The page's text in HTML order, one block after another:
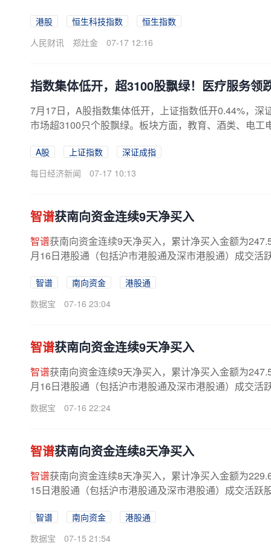
港股 恒生科技指数
恒生指数
人民财讯
郑灶金 07-17 12:16
指数集体低开，超3100股飘绿！医疗服务领
7月17日，A股指数集体低开，上证指数低开0.44%，
市场超3100只个股飘绿。板块方面，教育、酒类、电工
A股 上证指数
深证成指
每日经济新闻
07-17 10:13
智谱获南向资金连续9天净买入
智谱获南向资金连续9天净买入，累计净买入金额为
月16日港股通（包括沪市港股通及深市港股通）成交
智谱 南向资金
港股通
数据宝
07-16 23:04
智谱获南向资金连续9天净买入
智谱获南向资金连续9天净买入，累计净买入金额为
月16日港股通（包括沪市港股通及深市港股通）成交
数据宝 07-16 22:24
智谱获南向资金连续8天净买入
智谱获南向资金连续8天净买入，累计净买入金额为
15日港股通（包括沪市港股通及深市港股通）成交活
智谱 南向资金
港股通
数据宝
07-15 21:54